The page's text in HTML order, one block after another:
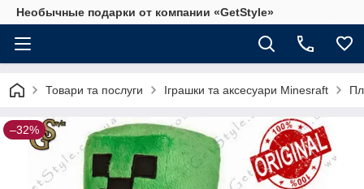
Необычные подарки от компании «GetStyle»
Товари та послуги Іграшки та аксесуари Minesraft
–32%